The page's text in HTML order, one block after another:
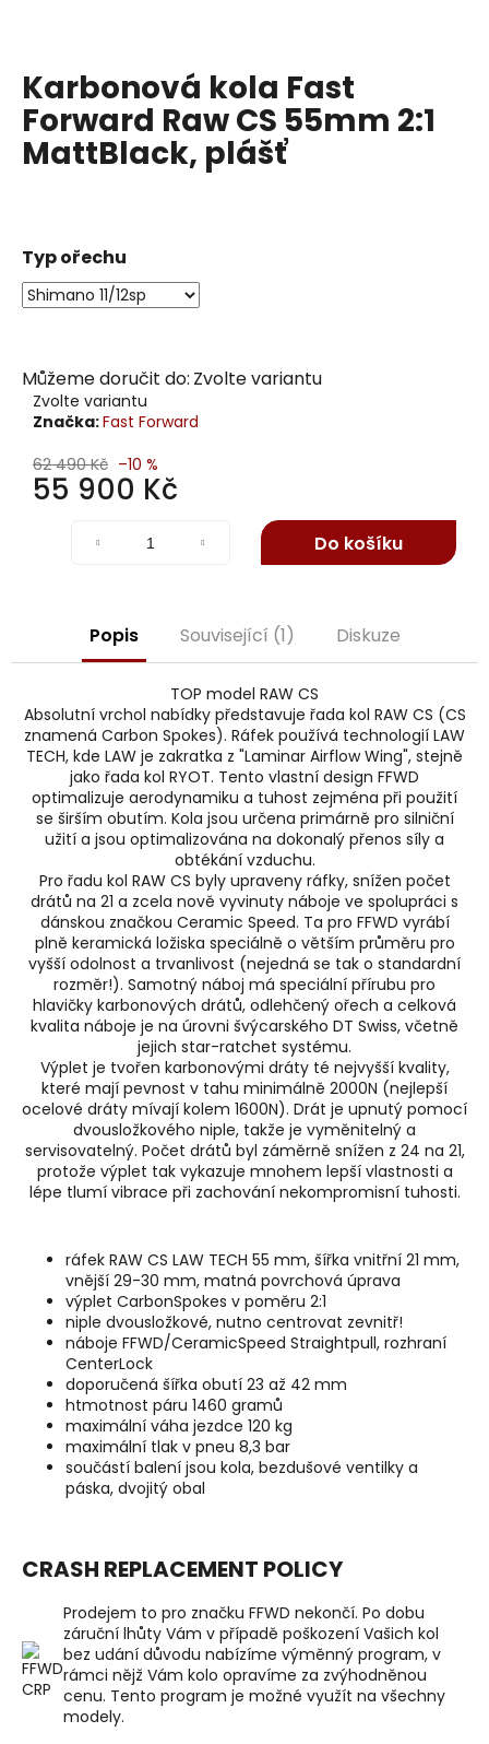
Karbonová kola Fast
Forward Raw CS 55mm 2:1
MattBlack, plášť
Typ ořechu
Můžeme doručit do: Zvolte variantu
Zvolte variantu
Značka:Fast Forward
62 490 Kč –10 %
55 900 Kč
Do košíku
Popis Související (1) Diskuze
TOP model RAW CS
Absolutní vrchol nabídky představuje řada kol RAW CS (CS
znamená Carbon Spokes). Ráfek používá technologií LAW
TECH, kde LAW je zakratka z "Laminar Airflow Wing", stejně
jako řada kol RYOT. Tento vlastní design FFWD
optimalizuje aerodynamiku a tuhost zejména při použití
se širším obutím. Kola jsou určena primárně pro silniční
užití a jsou optimalizována na dokonalý přenos síly a
obtékání vzduchu.
Pro řadu kol RAW CS byly upraveny ráfky, snížen počet
drátů na 21 a zcela nově vyvinuty náboje ve spolupráci s
dánskou značkou Ceramic Speed. Ta pro FFWD vyrábí
plně keramická ložiska speciálně o větším průměru pro
vyšší odolnost a trvanlivost (nejedná se tak o standardní
rozměr!). Samotný náboj má speciální přírubu pro
hlavičky karbonových drátů, odlehčený ořech a celková
kvalita náboje je na úrovni švýcarského DT Swiss, včetně
jejich star-ratchet systému.
Výplet je tvořen karbonovými dráty té nejvyšší kvality,
které mají pevnost v tahu minimálně 2000N (nejlepší
ocelové dráty mívají kolem 1600N). Drát je upnutý pomocí
dvousložkového niple, takže je vyměnitelný a
servisovatelný. Počet drátů byl záměrně snížen z 24 na 21,
protože výplet tak vykazuje mnohem lepší vlastnosti a
lépe tlumí vibrace při zachování nekompromisní tuhosti.
ráfek RAW CS LAW TECH 55 mm, šířka vnitřní 21 mm,
vnější 29-30 mm, matná povrchová úprava
výplet CarbonSpokes v poměru 2:1
niple dvousložkové, nutno centrovat zevnitř!
náboje FFWD/CeramicSpeed Straightpull, rozhraní
CenterLock
doporučená šířka obutí 23 až 42 mm
htmotnost páru 1460 gramů
maximální váha jezdce 120 kg
maximální tlak v pneu 8,3 bar
součástí balení jsou kola, bezdušové ventilky a
páska, dvojitý obal
CRASH REPLACEMENT POLICY
Prodejem to pro značku FFWD nekončí. Po dobu
záruční lhůty Vám v případě poškození Vašich kol
bez udání důvodu nabízíme výměnný program, v
rámci nějž Vám kolo opravíme za zvýhodněnou
cenu. Tento program je možné využít na všechny
modely.
t
?
D
o
u
u